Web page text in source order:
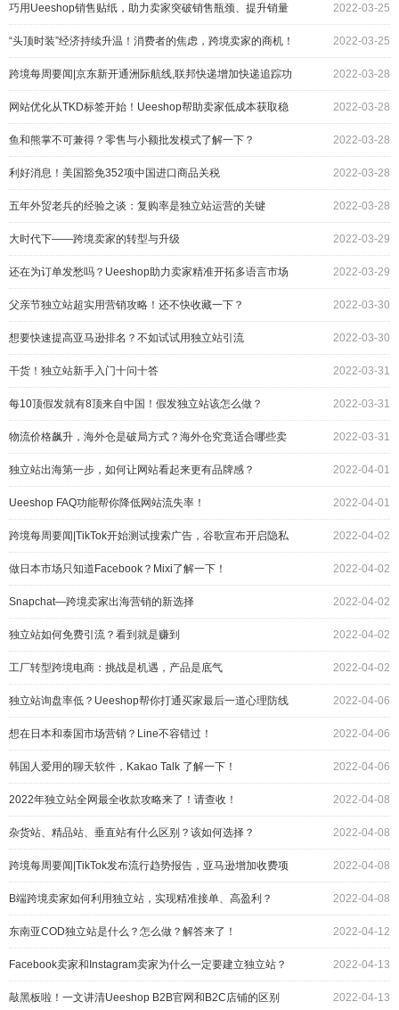
巧用Ueeshop销售贴纸，助力卖家突破销售瓶颈、提升销量 2022-03-25
“头顶时装”经济持续升温！消费者的焦虑，跨境卖家的商机！ 2022-03-25
跨境每周要闻|京东新开通洲际航线,联邦快递增加快递追踪功
能
2022-03-28
网站优化从TKD标签开始！Ueeshop帮助卖家低成本获取稳
定流量
2022-03-28
鱼和熊掌不可兼得？零售与小额批发模式了解一下？ 2022-03-28
利好消息！美国豁免352项中国进口商品关税 2022-03-28
五年外贸老兵的经验之谈：复购率是独立站运营的关键 2022-03-28
大时代下——跨境卖家的转型与升级 2022-03-29
还在为订单发愁吗？Ueeshop助力卖家精准开拓多语言市场 2022-03-29
父亲节独立站超实用营销攻略！还不快收藏一下？ 2022-03-30
想要快速提高亚马逊排名？不如试试用独立站引流 2022-03-30
干货！独立站新手入门十问十答 2022-03-31
每10顶假发就有8顶来自中国！假发独立站该怎么做？ 2022-03-31
物流价格飙升，海外仓是破局方式？海外仓究竟适合哪些卖
家？
2022-03-31
独立站出海第一步，如何让网站看起来更有品牌感？ 2022-04-01
Ueeshop FAQ功能帮你降低网站流失率！ 2022-04-01
跨境每周要闻|TikTok开始测试搜索广告，谷歌宣布开启隐私
沙盒下一阶段试验
2022-04-02
做日本市场只知道Facebook？Mixi了解一下！ 2022-04-02
Snapchat—跨境卖家出海营销的新选择 2022-04-02
独立站如何免费引流？看到就是赚到 2022-04-02
工厂转型跨境电商：挑战是机遇，产品是底气 2022-04-02
独立站询盘率低？Ueeshop帮你打通买家最后一道心理防线 2022-04-06
想在日本和泰国市场营销？Line不容错过！ 2022-04-06
韩国人爱用的聊天软件，Kakao Talk 了解一下！ 2022-04-06
2022年独立站全网最全收款攻略来了！请查收！ 2022-04-08
杂货站、精品站、垂直站有什么区别？该如何选择？ 2022-04-08
跨境每周要闻|TikTok发布流行趋势报告，亚马逊增加收费项
目
2022-04-08
B端跨境卖家如何利用独立站，实现精准接单、高盈利？ 2022-04-08
东南亚COD独立站是什么？怎么做？解答来了！ 2022-04-12
Facebook卖家和Instagram卖家为什么一定要建立独立站？ 2022-04-13
敲黑板啦！一文讲清Ueeshop B2B官网和B2C店铺的区别 2022-04-13